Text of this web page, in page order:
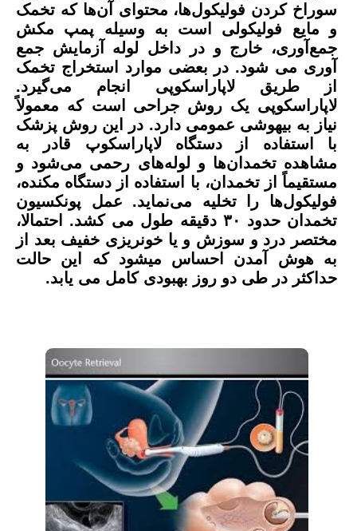
سوراخ کردن فولیکول‌ها، محتوای آن‌ها که تخمک
و مایع فولیکولی است به وسیله پمپ مکش
جمع‌آوری، خارج و در داخل لوله آزمایش جمع
آوری می شود. در بعضی موارد استخراج تخمک
از طریق لاپاراسکوپی انجام می‌گیرد.
لاپاراسکوپی یک روش جراحی است که معمولاً
نیاز به بیهوشی عمومی دارد. در این روش پزشک
با استفاده از دستگاه لاپاراسکوپ قادر به
مشاهده تخمدان‌ها و لوله‌های رحمی می‌شود و
مستقیماً از تخمدان، با استفاده از دستگاه مکنده،
فولیکول‌ها را تخلیه می‌نماید. عمل پونکسیون
تخمدان حدود ۳۰ دقیقه طول می کشد. احتمالا،
مختصر درد و سوزش و یا خونریزی خفیف بعد از
به هوش آمدن احساس میشود که این حالت
حداکثر در طی دو روز بهبودی کامل می یابد.